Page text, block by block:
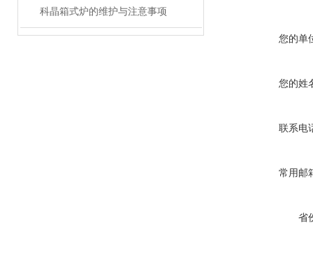
科晶箱式炉的维护与注意事项
您的单
您的姓
联系电
常用邮
省